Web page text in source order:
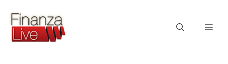
contenuto